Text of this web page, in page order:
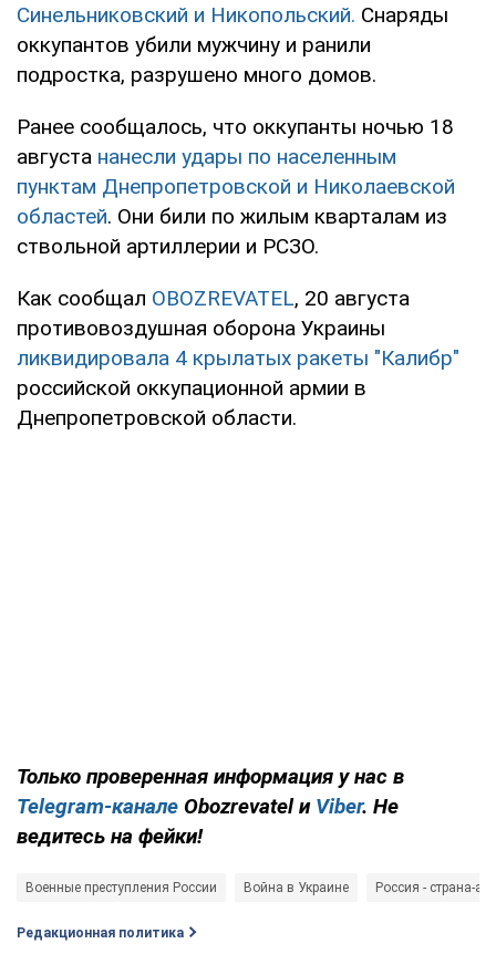
Синельниковский и Никопольский. Снаряды
оккупантов убили мужчину и ранили
подростка, разрушено много домов.
Ранее сообщалось, что оккупанты ночью 18
августа нанесли удары по населенным
пунктам Днепропетровской и Николаевской
областей. Они били по жилым кварталам из
ствольной артиллерии и РСЗО.
Как сообщал OBOZREVATEL, 20 августа
противовоздушная оборона Украины
ликвидировала 4 крылатых ракеты "Калибр"
российской оккупационной армии в
Днепропетровской области.
Только проверенная информация у нас в
Telegram-канале Obozrevatel и Viber. Не
ведитесь на фейки!
Военные преступления России Война в Украине Россия - страна-
Редакционная политика